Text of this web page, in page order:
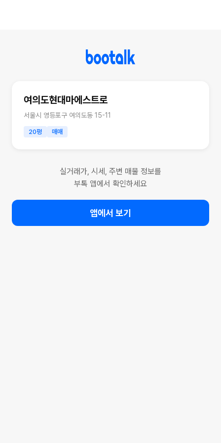
여의도현대마에스트로
서울시 영등포구 여의도동 15-11
20평 매매
실거래가, 시세, 주변 매물 정보를
부톡 앱에서 확인하세요
앱에서 보기